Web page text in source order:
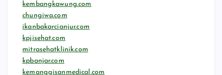
kembangkawung.com
chungiwa.com
ikanbakarcianjur.com
kpjisehat.com
mitrasehatklinik.com
kpbanjar.com
kemanggisanmedical.com